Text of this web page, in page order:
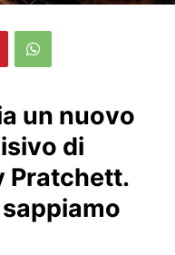
un nuovo
di
Pratchett.